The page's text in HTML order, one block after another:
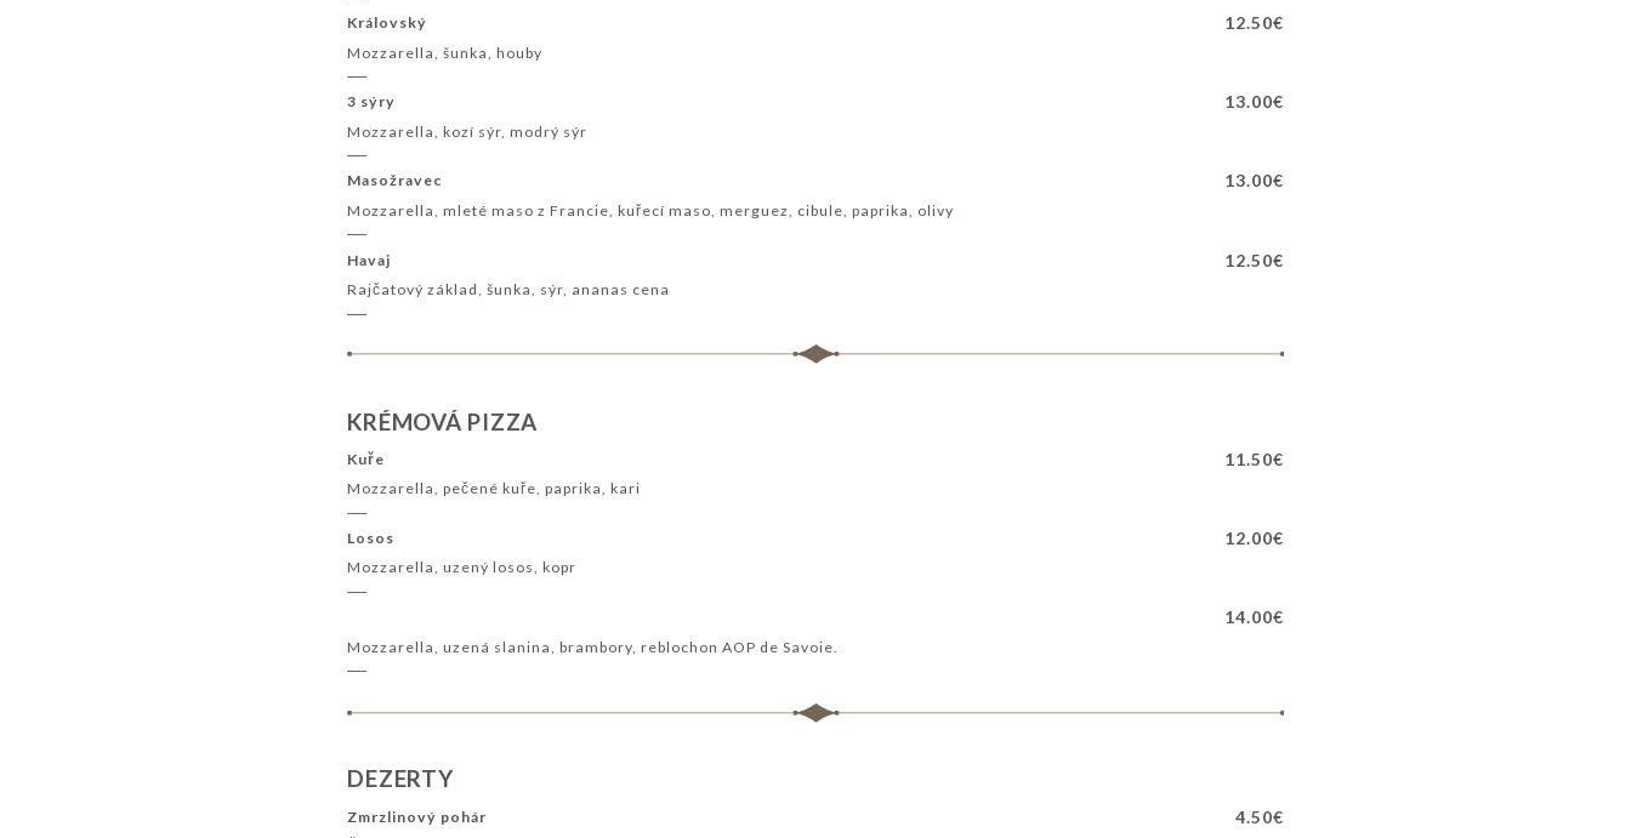
Královský 12.50€
Mozzarella, šunka, houby
3 sýry 13.00€
Mozzarella, kozí sýr, modrý sýr
Masožravec 13.00€
Mozzarella, mleté maso z Francie, kuřecí maso, merguez, cibule, paprika, olivy
Havaj 12.50€
Rajčatový základ, šunka, sýr, ananas cena
KRÉMOVÁ PIZZA
Kuře 11.50€
Mozzarella, pečené kuře, paprika, kari
Losos 12.00€
Mozzarella, uzený losos, kopr
14.00€
Mozzarella, uzená slanina, brambory, reblochon AOP de Savoie.
DEZERTY
Zmrzlinový pohár 4.50€